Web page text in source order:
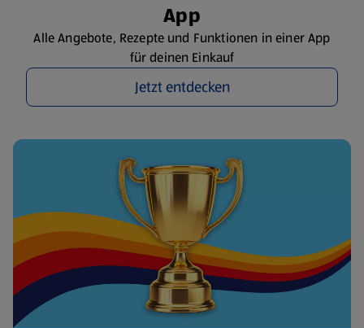
App
Alle Angebote, Rezepte und Funktionen in einer App
für deinen Einkauf
Jetzt entdecken